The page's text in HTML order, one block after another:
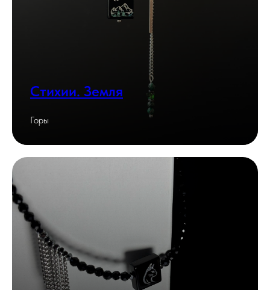
Стихии. Земля
Горы